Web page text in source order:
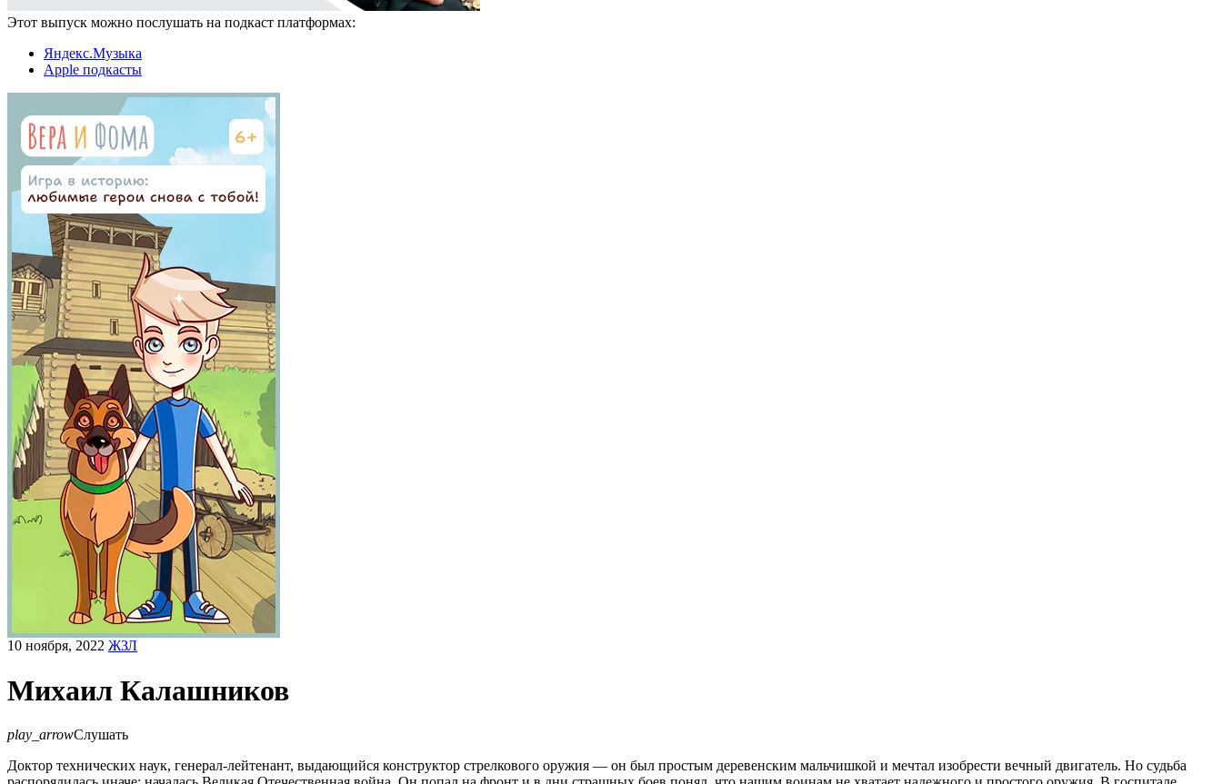
Этот выпуск можно послушать на подкаст платформах:
Яндекс.Музыка
Apple подкасты
10 ноября, 2022 ЖЗЛ
Михаил Калашников
play_arrowСлушать
Доктор технических наук, генерал-лейтенант, выдающийся конструктор стрелкового оружия — он был простым деревенским мальчишкой и мечтал изобрести вечный двигатель. Но судьба